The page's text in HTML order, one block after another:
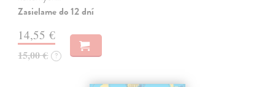
Zasielame do 12 dní
14,55 €
15,00 € ?